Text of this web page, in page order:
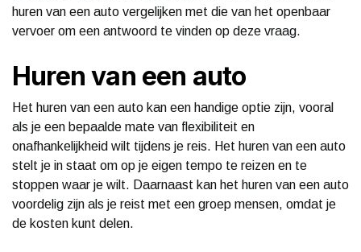
huren van een auto vergelijken met die van het openbaar
vervoer om een antwoord te vinden op deze vraag.
Huren van een auto
Het huren van een auto kan een handige optie zijn, vooral
als je een bepaalde mate van flexibiliteit en
onafhankelijkheid wilt tijdens je reis. Het huren van een auto
stelt je in staat om op je eigen tempo te reizen en te
stoppen waar je wilt. Daarnaast kan het huren van een auto
voordelig zijn als je reist met een groep mensen, omdat je
de kosten kunt delen.